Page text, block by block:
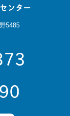
ンター
5485